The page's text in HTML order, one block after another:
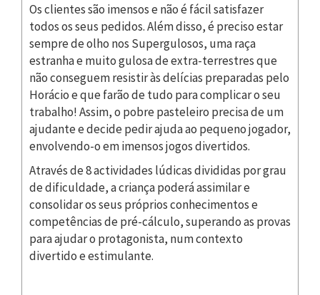
Os clientes são imensos e não é fácil satisfazer
todos os seus pedidos. Além disso, é preciso estar
sempre de olho nos Supergulosos, uma raça
estranha e muito gulosa de extra-terrestres que
não conseguem resistir às delícias preparadas pelo
Horácio e que farão de tudo para complicar o seu
trabalho! Assim, o pobre pasteleiro precisa de um
ajudante e decide pedir ajuda ao pequeno jogador,
envolvendo-o em imensos jogos divertidos.
Através de 8 actividades lúdicas divididas por grau
de dificuldade, a criança poderá assimilar e
consolidar os seus próprios conhecimentos e
competências de pré-cálculo, superando as provas
para ajudar o protagonista, num contexto
divertido e estimulante.